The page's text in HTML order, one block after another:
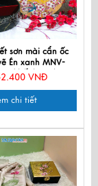
sơn mài cẩn ốc
Én xanh MNV-
( hết hàng)
VNĐ
chi tiết